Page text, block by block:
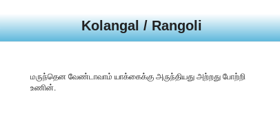
Kolangal / Rangoli
மருந்தென வேண்டாவாம் யாக்கைக்கு அருந்தியது அற்றது போற்றி
உணின்.